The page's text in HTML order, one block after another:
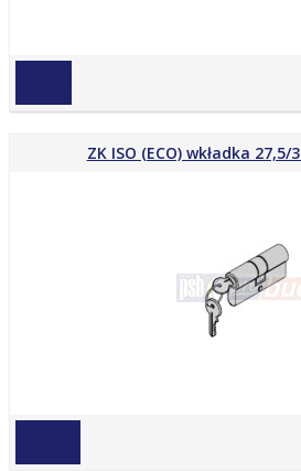
ZK ISO (ECO) wkładka 27,5/